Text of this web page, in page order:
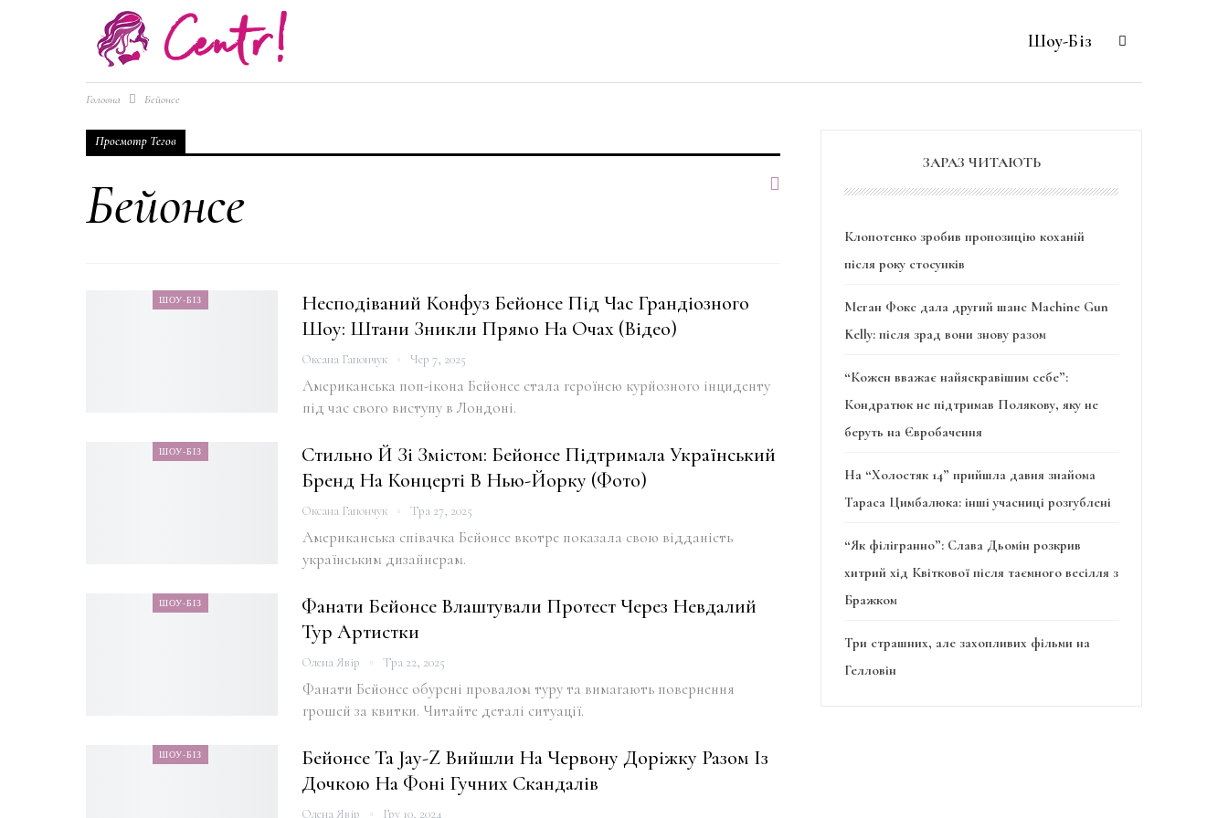
Шоу-Біз
Головна Бейонсе
Просмотр Тегов
Бейонсе
ШОУ-БІЗ
Несподіваний Конфуз Бейонсе Під Час Грандіозного
Шоу: Штани Зникли Прямо На Очах (відео)
Оксана Гапончук Чер 7, 2025
Американська поп-ікона Бейонсе стала героїнею курйозного інциденту
під час свого виступу в Лондоні.
ШОУ-БІЗ
Стильно Й Зі Змістом: Бейонсе Підтримала Український
Бренд На Концерті В Нью-Йорку (фото)
Оксана Гапончук Тра 27, 2025
Американська співачка Бейонсе вкотре показала свою відданість
українським дизайнерам.
ШОУ-БІЗ
Фанати Бейонсе Влаштували Протест Через Невдалий
Тур Артистки
Олена Явір Тра 22, 2025
Фанати Бейонсе обурені провалом туру та вимагають повернення
грошей за квитки. Читайте деталі ситуації.
ШОУ-БІЗ
Бейонсе Та Jay-Z Вийшли На Червону Доріжку Разом Із
Дочкою На Фоні Гучних Скандалів
Олена Явір Гру 10, 2024
ЗАРАЗ ЧИТАЮТЬ
Клопотенко зробив пропозицію коханій
після року стосунків
Меган Фокс дала другий шанс Machine Gun
Kelly: після зрад вони знову разом
“Кожен вважає найяскравішим себе”:
Кондратюк не підтримав Полякову, яку не
беруть на Євробачення
На “Холостяк 14” прийшла давня знайома
Тараса Цимбалюка: інші учасниці розгублені
“Як філігранно”: Слава Дьомін розкрив
хитрий хід Квіткової після таємного весілля з
Бражком
Три страшних, але захопливих фільми на
Гелловін